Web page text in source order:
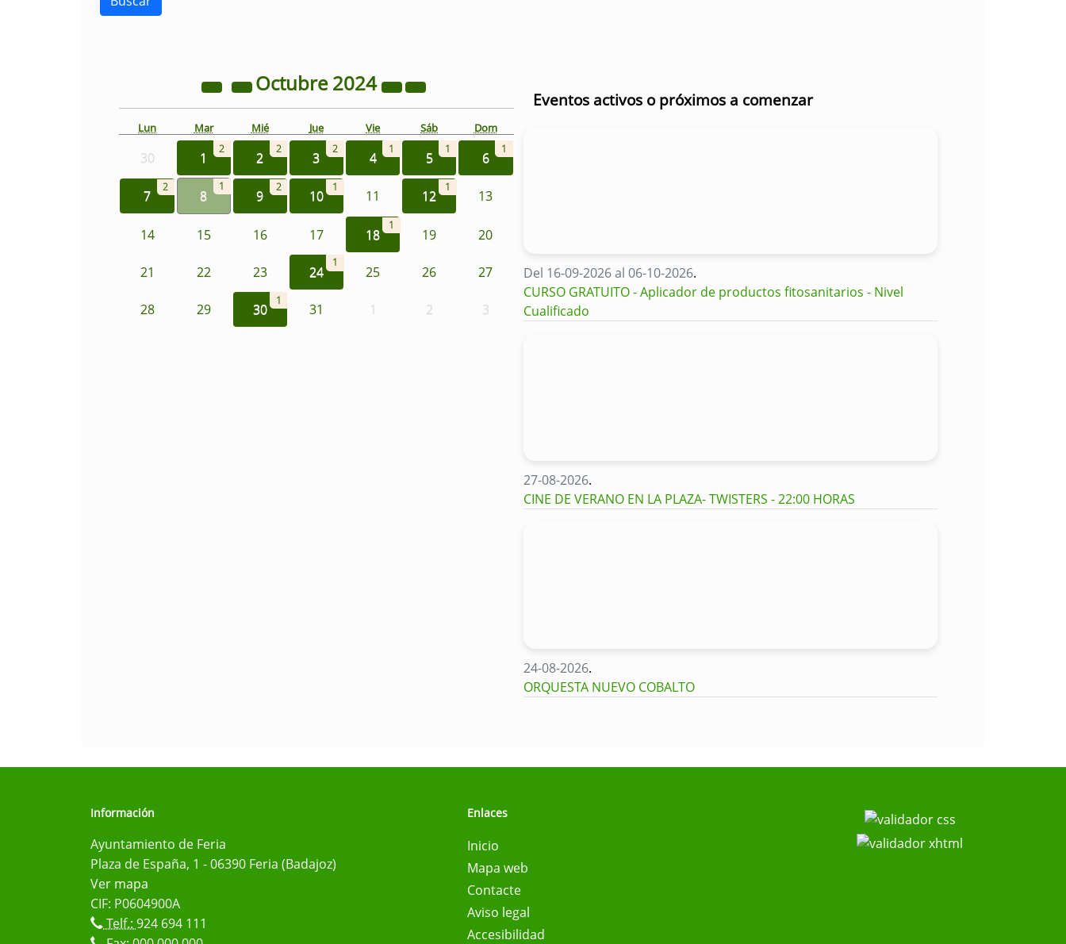
Octubre2024
Lun Mar Mié Jue Vie Sáb Dom
30 1
2
2
2
3
2
4
1
5
1
6
1
7
2
8
1
9
2
10
1
11 12
1
13
14 15 16 17 18
1
19 20
21 22 23 24
1
25 26 27
28 29 30
1
31 1 2 3
Eventos activos o próximos a comenzar
Del 16-09-2026 al 06-10-2026.
CURSO GRATUITO - Aplicador de productos fitosanitarios - Nivel
Cualificado
27-08-2026.
CINE DE VERANO EN LA PLAZA- TWISTERS - 22:00 HORAS
24-08-2026.
ORQUESTA NUEVO COBALTO
Información
Ayuntamiento de Feria
Plaza de España, 1 - 06390 Feria (Badajoz)
Ver mapa
CIF: P0604900A
Telf.: 924 694 111
Enlaces
Inicio
Mapa web
Contacte
Aviso legal
Accesibilidad